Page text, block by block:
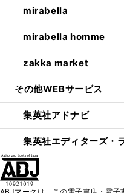
mirabella
mirabella homme
zakka market
その他WEBサービス
集英社アドナビ
集英社エディターズ・